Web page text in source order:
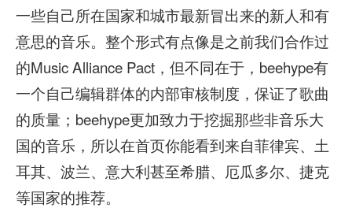
一些自己所在国家和城市最新冒出来的新人和有
意思的音乐。整个形式有点像是之前我们合作过
的Music Alliance Pact，但不同在于，beehype有
一个自己编辑群体的内部审核制度，保证了歌曲
的质量；beehype更加致力于挖掘那些非音乐大
国的音乐，所以在首页你能看到来自菲律宾、土
耳其、波兰、意大利甚至希腊、厄瓜多尔、捷克
等国家的推荐。